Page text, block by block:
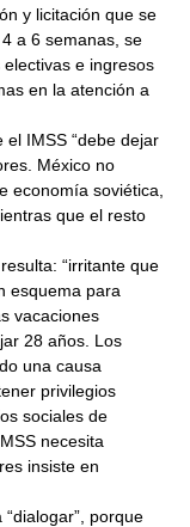
y licitación que se
a 6 semanas, se
e ingresos
en la atención a
IMSS “debe dejar
México no
economía soviética,
que el resto
“irritante que
esquema para
vacaciones
28 años. Los
una causa
privilegios
sociales de
necesita
insiste en
porque